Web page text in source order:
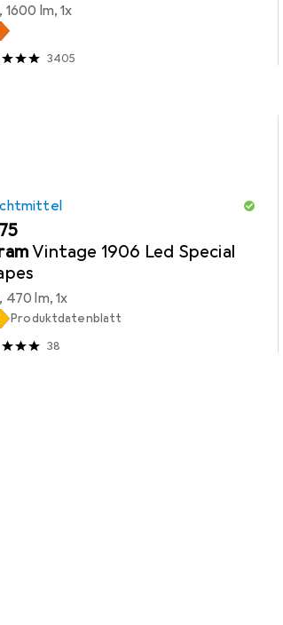
1600 lm, 1x
3405
Vintage 1906 Led Special
470 lm, 1x
Produktdatenblatt
38